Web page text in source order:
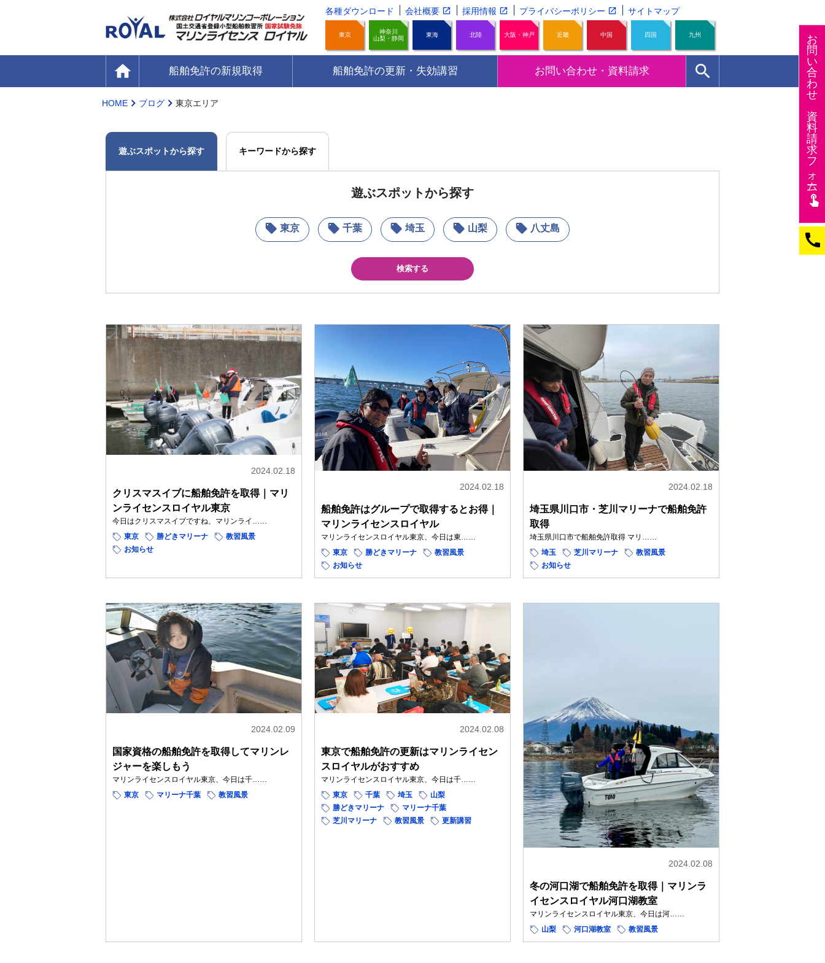
各種ダウンロード 会社概要 採用情報 プライバシーポリシー サイトマップ
東京
神奈川
山梨・静岡
東海 北陸 大阪・神戸 近畿 中国 四国 九州
home 船舶免許の新規取得 船舶免許の更新・失効講習 お問い合わせ・資料請求 search
お
問
い
合
わ
せ
資
料
請
求
フ
ォー
ム
touch_app
call
HOME ブログ 東京エリア
遊ぶスポットから探す キーワードから探す
遊ぶスポットから探す
東京 千葉 埼玉 山梨 八丈島
検索する
2024.02.18
クリスマスイブに船舶免許を取得｜マリ
ンライセンスロイヤル東京
今日はクリスマスイブですね、マリンライ……
東京
勝どきマリーナ
教習風景
お知らせ
2024.02.18
船舶免許はグループで取得するとお得｜
マリンライセンスロイヤル
マリンライセンスロイヤル東京、今日は東……
東京
勝どきマリーナ
教習風景
お知らせ
2024.02.18
埼玉県川口市・芝川マリーナで船舶免許
取得
埼玉県川口市で船舶免許取得 マリ……
埼玉
芝川マリーナ
教習風景
お知らせ
2024.02.09
国家資格の船舶免許を取得してマリンレ
ジャーを楽しもう
マリンライセンスロイヤル東京、今日は千……
東京
マリーナ千葉 教習風景
2024.02.08
東京で船舶免許の更新はマリンライセン
スロイヤルがおすすめ
マリンライセンスロイヤル東京、今日は千……
東京
千葉 埼玉
山梨
勝どきマリーナ
マリーナ千葉
芝川マリーナ
教習風景 更新講習
2024.02.08
冬の河口湖で船舶免許を取得｜マリンラ
イセンスロイヤル河口湖教室
マリンライセンスロイヤル東京、今日は河……
山梨
河口湖教室 教習風景